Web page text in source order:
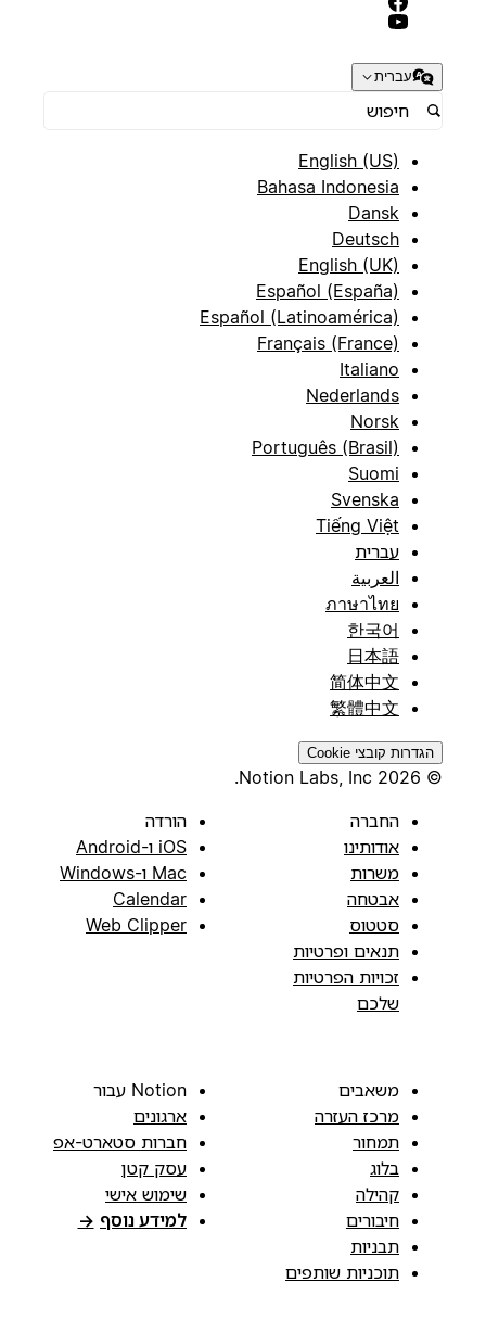
עברית
English (US)
Bahasa Indonesia
Dansk
Deutsch
English (UK)
Español (España)
Español (Latinoamérica)
Français (France)
Italiano
Nederlands
Norsk
Português (Brasil)
Suomi
Svenska
Tiếng Việt
עברית
العربية
ภาษาไทย
한국어
日本語
简体中文
繁體中文
הגדרות קובצי Cookie
החברה
אודותינו
משרות
אבטחה
סטטוס
תנאים ופרטיות
זכויות הפרטיות
שלכם
הורדה
iOS ו-Android
Mac ו-Windows
Calendar
Web Clipper
משאבים
מרכז העזרה
תמחור
בלוג
קהילה
חיבורים
תבניות
תוכניות שותפים
Notion עבור
ארגונים
חברות סטארט-אפ
עסק קטן
שימוש אישי
למידע נוסף →